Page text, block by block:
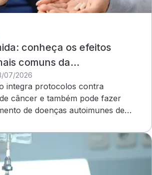
conheça os efeitos
comuns da
07/2026
integra protocolos contra
câncer e também pode fazer
de doenças autoimunes de